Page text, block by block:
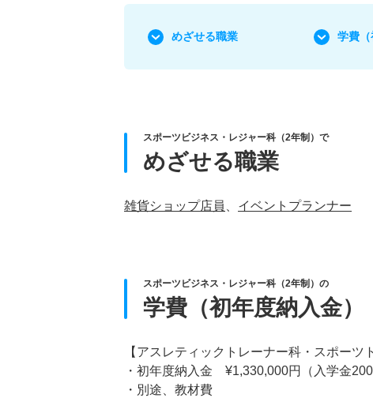
めざせる職業 学費
スポーツビジネス・レジャー科（2年制）で
めざせる職業
雑貨ショップ店員 イベントプランナー
スポーツビジネス・レジャー科（2年制）の
学費（初年度納入金）
【アスレティックトレーナー科・スポーツ
・初年度納入金 ¥1,330,000円（入学金
・別途、教材費